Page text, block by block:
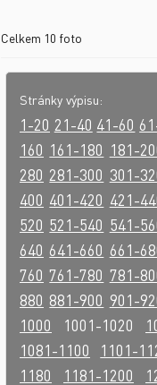
Celkem 10 foto
Stránky výpisu:
1-20 21-40 41-60
160 161-180 181-
280 281-300 301-
400 401-420 421-
520 521-540 541-
640 641-660 661-
760 761-780 781-
880 881-900 901-
1000
1001-1020
1081-1100
1101-
1180
1181-1200